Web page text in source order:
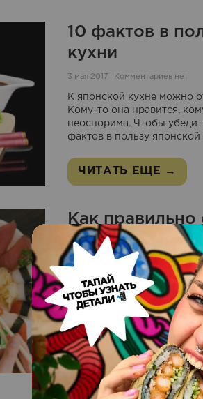
10 фактов в
кухни
3 мая 2017 Комментариев нет
К японской кухне можно
Кому-то она нравится,
неоспорима. Чтобы
фактов в пользу
ЧИТАТЬ ЕЩЕ →
Как правильно
3 мая 2017 2 комментария
Суши и роллы –
обладает широкой
планеты. Чтобы
знать все тонкости их
палочки для суши?…
ЧИТАТЬ ЕЩЕ →